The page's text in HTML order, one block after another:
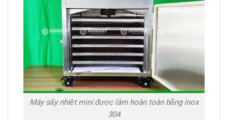
Máy sấy nhiệt mini được làm hoàn toàn bằng inox
304